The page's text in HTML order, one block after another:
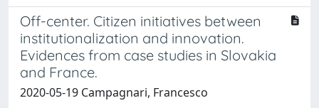
Off-center. Citizen initiatives between
institutionalization and innovation.
Evidences from case studies in Slovakia
and France.
2020-05-19 Campagnari, Francesco